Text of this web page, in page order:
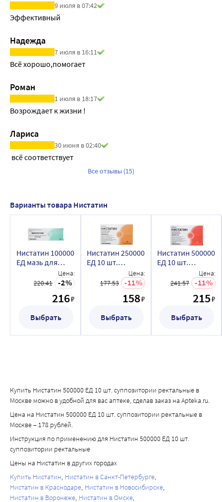
9 июля в 07:42
Эффективный
Надежда
7 июля в 16:11
Всё хорошо,помогает
Роман
1 июля в 18:17
Возрождает к жизни !
Лариса
30 июня в 02:40
всё соответствует
Все отзывы (15)
Варианты товара Нистатин
Нистатин 100000
ЕД мазь для
применения 30
Цена:
220.41
2
216₽
Выбрать
Нистатин 250000
ЕД 10 шт.
суппозитории
вагинальные
Цена:
177.53
11
158₽
Выбрать
Нистатин 500000
ЕД 10 шт.
суппозитории
вагинальные
Цена:
241.57
11
215₽
Выбрать
Купить Нистатин 500000 ЕД 10 шт. суппозитории ректальные в
Москве можно в удобной для вас аптеке, сделав заказ на Apteka.ru.
Цена на Нистатин 500000 ЕД 10 шт. суппозитории ректальные в
Москве – 178 рублей.
Инструкция по применению для Нистатин 500000 ЕД 10 шт.
суппозитории ректальные
Цены на Нистатин в других городах
Купить Нистатин Нистатин в Санкт-Петербурге
Нистатин в Краснодаре Нистатин в Новосибирске
Нистатин в Воронеже Нистатин в Омске